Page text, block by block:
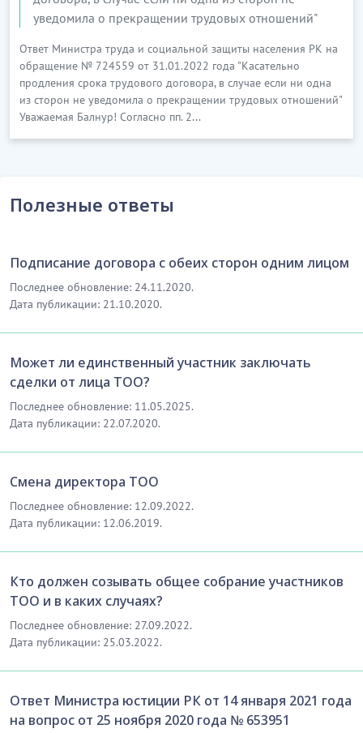
уведомила о прекращении трудовых отношений"
Ответ Министра труда и социальной защиты населения РК на
обращение № 724559 от 31.01.2022 года "Касательно
продления срока трудового договора, в случае если ни одна
из сторон не уведомила о прекращении трудовых отношений"
Уважаемая Балнур! Согласно пп. 2...
Полезные ответы
Подписание договора с обеих сторон одним лицом
Последнее обновление: 24.11.2020.
Дата публикации: 21.10.2020.
Может ли единственный участник заключать
сделки от лица ТОО?
Последнее обновление: 11.05.2025.
Дата публикации: 22.07.2020.
Смена директора ТОО
Последнее обновление: 12.09.2022.
Дата публикации: 12.06.2019.
Кто должен созывать общее собрание участников
ТОО и в каких случаях?
Последнее обновление: 27.09.2022.
Дата публикации: 25.03.2022.
Ответ Министра юстиции РК от 14 января 2021 года
на вопрос от 25 ноября 2020 года № 653951